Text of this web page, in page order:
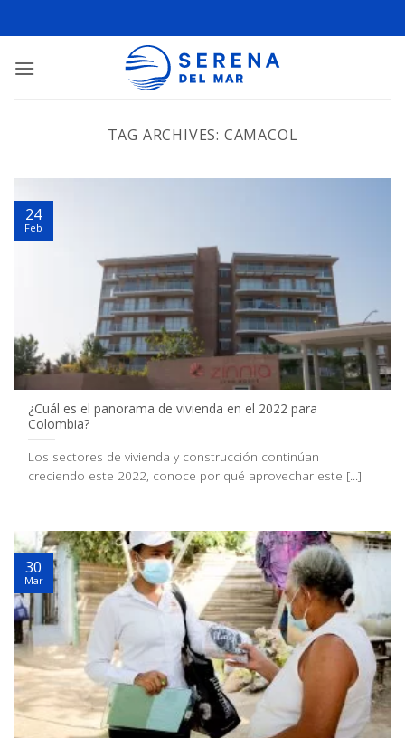
TAG ARCHIVES: CAMACOL
¿Cuál es el panorama de vivienda en el 2022 para
Colombia?
Los sectores de vivienda y construcción continúan
creciendo este 2022, conoce por qué aprovechar este [...]
24
Feb
30
Mar